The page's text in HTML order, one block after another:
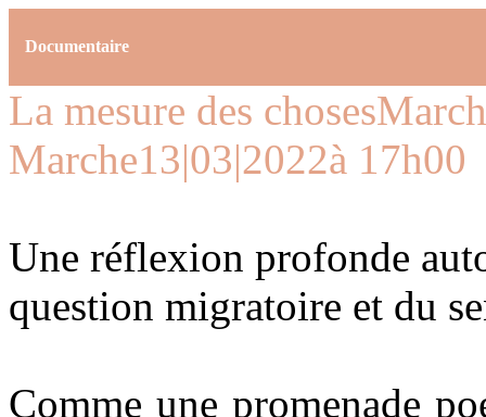
Documentaire
La mesure des choses
Marche13|03|2022à 17h00
Une réflexion profonde
question migratoire et du
Comme une promenade